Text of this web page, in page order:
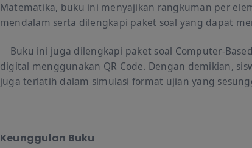
Matematika, buku ini menyajikan rangkuman per
mendalam serta dilengkapi paket soal yang dapat
Buku ini juga dilengkapi paket soal Computer-
digital menggunakan QR Code. Dengan demikian,
juga terlatih dalam simulasi format ujian yang
Keunggulan Buku